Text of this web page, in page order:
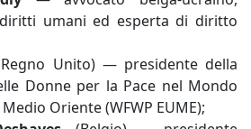
umani ed esperta di diritto
Unito) — presidente della
Donne per la Pace nel Mondo
Oriente (WFWP EUME);